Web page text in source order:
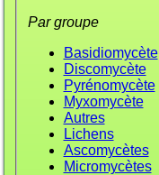
Par groupe
Basidiomycète
Discomycète
Pyrénomycète
Myxomycète
Autres
Lichens
Ascomycètes
Micromycètes